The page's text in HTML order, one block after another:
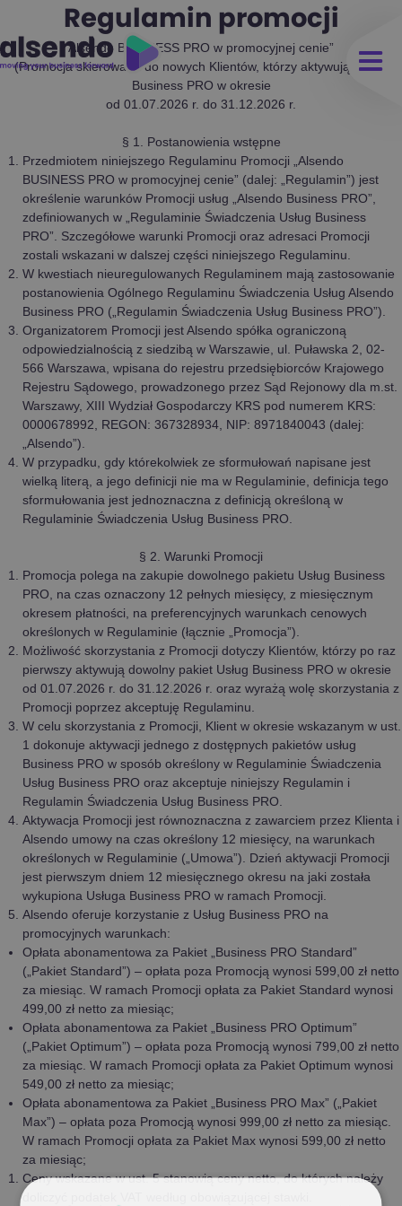
Regulamin promocji
Alsendo BUSINESS PRO w promocyjnej cenie”
(Promocja skierowana do nowych Klientów, którzy aktywują pakiet
Business PRO w okresie
od 01.07.2026 r. do 31.12.2026 r.
§ 1. Postanowienia wstępne
Przedmiotem niniejszego Regulaminu Promocji „Alsendo
BUSINESS PRO w promocyjnej cenie” (dalej: „Regulamin”) jest
określenie warunków Promocji usług „Alsendo Business PRO”,
zdefiniowanych w „Regulaminie Świadczenia Usług Business
PRO”. Szczegółowe warunki Promocji oraz adresaci Promocji
zostali wskazani w dalszej części niniejszego Regulaminu.
W kwestiach nieuregulowanych Regulaminem mają zastosowanie
postanowienia Ogólnego Regulaminu Świadczenia Usług Alsendo
Business PRO („Regulamin Świadczenia Usług Business PRO”).
Organizatorem Promocji jest Alsendo spółka ograniczoną
odpowiedzialnością z siedzibą w Warszawie, ul. Puławska 2, 02-
566 Warszawa, wpisana do rejestru przedsiębiorców Krajowego
Rejestru Sądowego, prowadzonego przez Sąd Rejonowy dla m.st.
Warszawy, XIII Wydział Gospodarczy KRS pod numerem KRS:
0000678992, REGON: 367328934, NIP: 8971840043 (dalej:
„Alsendo”).
W przypadku, gdy którekolwiek ze sformułowań napisane jest
wielką literą, a jego definicji nie ma w Regulaminie, definicja tego
sformułowania jest jednoznaczna z definicją określoną w
Regulaminie Świadczenia Usług Business PRO.
§ 2. Warunki Promocji
Promocja polega na zakupie dowolnego pakietu Usług Business
PRO, na czas oznaczony 12 pełnych miesięcy, z miesięcznym
okresem płatności, na preferencyjnych warunkach cenowych
określonych w Regulaminie (łącznie „Promocja”).
Możliwość skorzystania z Promocji dotyczy Klientów, którzy po raz
pierwszy aktywują dowolny pakiet Usług Business PRO w okresie
od 01.07.2026 r. do 31.12.2026 r. oraz wyrażą wolę skorzystania z
Promocji poprzez akceptuję Regulaminu.
W celu skorzystania z Promocji, Klient w okresie wskazanym w ust.
1 dokonuje aktywacji jednego z dostępnych pakietów usług
Business PRO w sposób określony w Regulaminie Świadczenia
Usług Business PRO oraz akceptuje niniejszy Regulamin i
Regulamin Świadczenia Usług Business PRO.
Aktywacja Promocji jest równoznaczna z zawarciem przez Klienta i
Alsendo umowy na czas określony 12 miesięcy, na warunkach
określonych w Regulaminie („Umowa”). Dzień aktywacji Promocji
jest pierwszym dniem 12 miesięcznego okresu na jaki została
wykupiona Usługa Business PRO w ramach Promocji.
Alsendo oferuje korzystanie z Usług Business PRO na
promocyjnych warunkach:
Opłata abonamentowa za Pakiet „Business PRO Standard”
(„Pakiet Standard”) – opłata poza Promocją wynosi 599,00 zł netto
za miesiąc. W ramach Promocji opłata za Pakiet Standard wynosi
499,00 zł netto za miesiąc;
Opłata abonamentowa za Pakiet „Business PRO Optimum”
(„Pakiet Optimum”) – opłata poza Promocją wynosi 799,00 zł netto
za miesiąc. W ramach Promocji opłata za Pakiet Optimum wynosi
549,00 zł netto za miesiąc;
Opłata abonamentowa za Pakiet „Business PRO Max” („Pakiet
Max”) – opłata poza Promocją wynosi 999,00 zł netto za miesiąc.
W ramach Promocji opłata za Pakiet Max wynosi 599,00 zł netto
za miesiąc;
Ceny wskazane w ust. 5 stanowią ceny netto, do których należy
doliczyć podatek VAT według obowiązującej stawki.